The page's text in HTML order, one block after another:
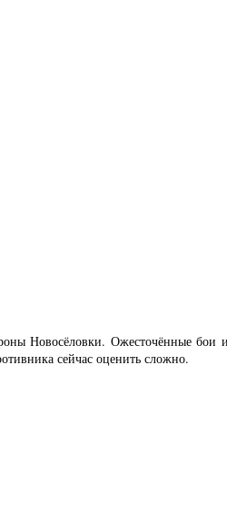
Новосёловки. Ожесточённые бои
сейчас оценить сложно.